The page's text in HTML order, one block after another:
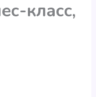
класс,